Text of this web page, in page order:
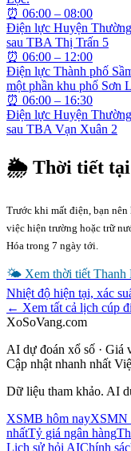
⏰ 06:00 – 08:00
Điện lực Huyện
sau TBA Thị Trấn 5
⏰ 06:00 – 12:00
Điện lực Thành phố
một phần khu phố Sơn
⏰ 06:00 – 16:30
Điện lực Huyện
sau TBA Vạn Xuân 2
🌦 Thời tiết tại
Trước khi mất điện, bạn
việc hiện trường hoặc trữ
Hóa trong 7 ngày tới.
🌤 Xem thời tiết Thanh
Nhiệt độ hiện tại, xác
← Xem tất cả lịch cúp
XoSoVang.com
AI dự đoán xổ số · Giá
Cập nhật nhanh nhất
Dữ liệu tham khảo. AI
XSMB hôm nayXSMN
nhấtTỷ giá ngân hàng
Lịch sử hỏi AIChính